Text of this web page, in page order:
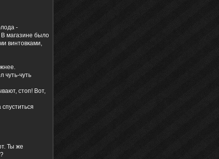
-
В магазине было
винтовками,
чуть-чуть
стоп! Вот,
Ты же